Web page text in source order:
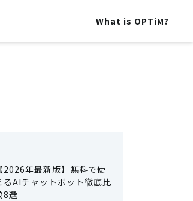
What is OPTiM?
【2026年最新版】無料で使
るAIチャットボット徹底比
8選